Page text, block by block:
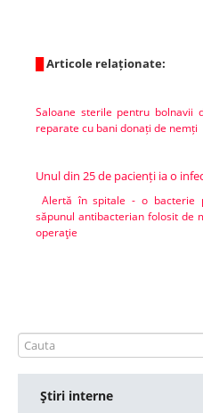
Articole relaționate:
Saloane sterile pentru bolnavii
reparate cu bani donați de nemți
Unul din 25 de pacienți ia o
Alertă în spitale - o bacterie
săpunul antibacterian folosit de
operaţie
Ştiri interne